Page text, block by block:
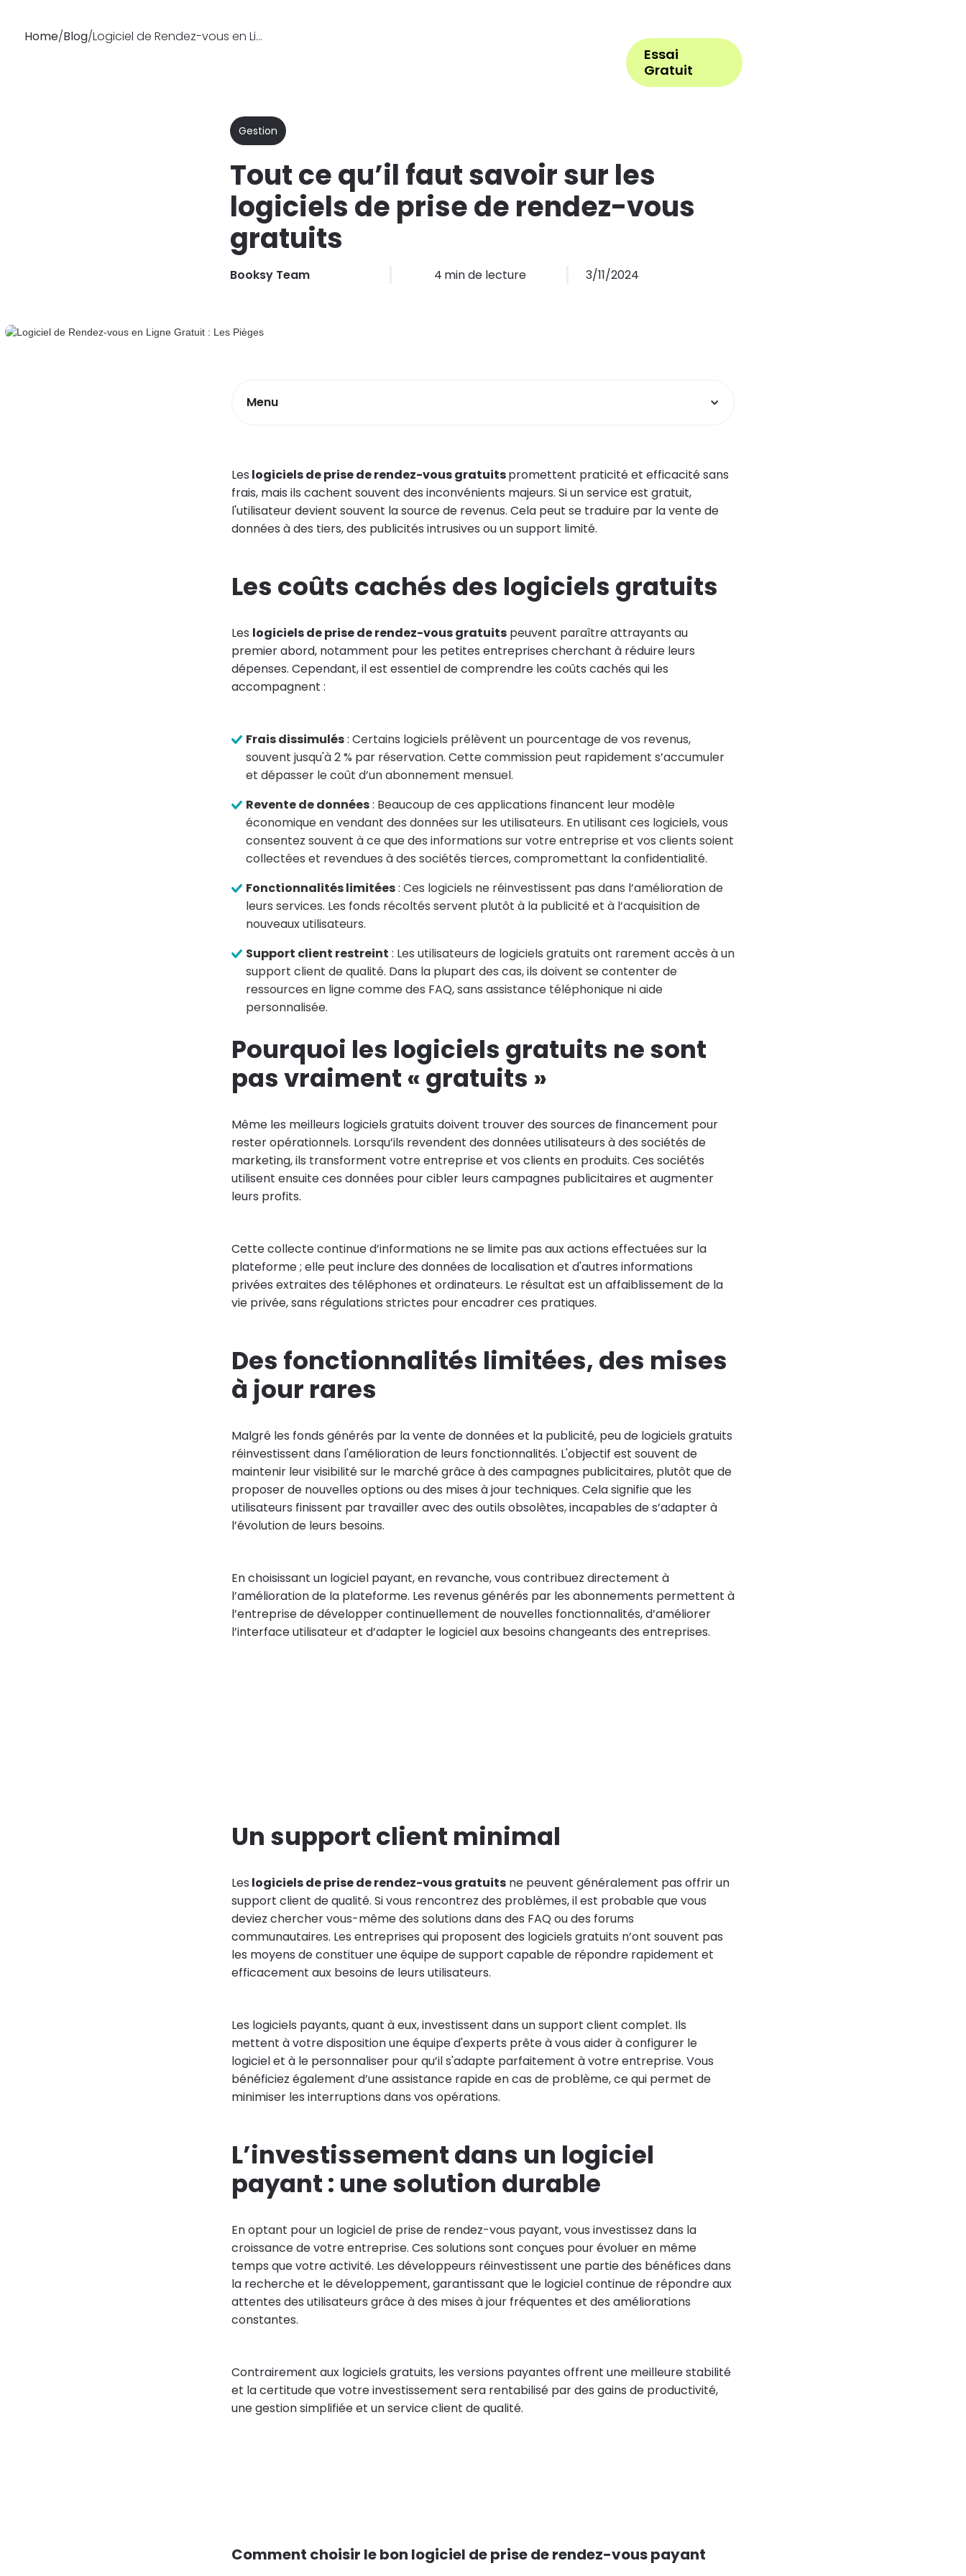
Essai
Gratuit
Home/Blog/ Logiciel de Rendez-vous en Ligne Gratuit : Les Pièges
Gestion
Tout ce qu’il faut savoir sur les
logiciels de prise de rendez-vous
gratuits
Booksy Team 4 min de lecture 3/11/2024
Menu
Les logiciels de prise de rendez-vous gratuitspromettent praticité et efficacité sans
frais, mais ils cachent souvent des inconvénients majeurs. Si un service est gratuit,
l'utilisateur devient souvent la source de revenus. Cela peut se traduire par la vente de
données à des tiers, des publicités intrusives ou un support limité.
Les coûts cachés des logiciels gratuits
Les logiciels de prise de rendez-vous gratuits peuvent paraître attrayants au
premier abord, notamment pour les petites entreprises cherchant à réduire leurs
dépenses. Cependant, il est essentiel de comprendre les coûts cachés qui les
accompagnent :
Frais dissimulés: Certains logiciels prélèvent un pourcentage de vos revenus,
souvent jusqu'à 2 % par réservation. Cette commission peut rapidement s’accumuler
et dépasser le coût d’un abonnement mensuel.
Revente de données: Beaucoup de ces applications financent leur modèle
économique en vendant des données sur les utilisateurs. En utilisant ces logiciels, vous
consentez souvent à ce que des informations sur votre entreprise et vos clients soient
collectées et revendues à des sociétés tierces, compromettant la confidentialité.
Fonctionnalités limitées: Ces logiciels ne réinvestissent pas dans l’amélioration de
leurs services. Les fonds récoltés servent plutôt à la publicité et à l’acquisition de
nouveaux utilisateurs.
Support client restreint : Les utilisateurs de logiciels gratuits ont rarement accès à un
support client de qualité. Dans la plupart des cas, ils doivent se contenter de
ressources en ligne comme des FAQ, sans assistance téléphonique ni aide
personnalisée.
Pourquoi les logiciels gratuits ne sont
pas vraiment « gratuits »
Même les meilleurs logiciels gratuits doivent trouver des sources de financement pour
rester opérationnels. Lorsqu’ils revendent des données utilisateurs à des sociétés de
marketing, ils transforment votre entreprise et vos clients en produits. Ces sociétés
utilisent ensuite ces données pour cibler leurs campagnes publicitaires et augmenter
leurs profits.
Cette collecte continue d’informations ne se limite pas aux actions effectuées sur la
plateforme ; elle peut inclure des données de localisation et d'autres informations
privées extraites des téléphones et ordinateurs. Le résultat est un affaiblissement de la
vie privée, sans régulations strictes pour encadrer ces pratiques.
Des fonctionnalités limitées, des mises
à jour rares
Malgré les fonds générés par la vente de données et la publicité, peu de logiciels gratuits
réinvestissent dans l'amélioration de leurs fonctionnalités. L'objectif est souvent de
maintenir leur visibilité sur le marché grâce à des campagnes publicitaires, plutôt que de
proposer de nouvelles options ou des mises à jour techniques. Cela signifie que les
utilisateurs finissent par travailler avec des outils obsolètes, incapables de s’adapter à
l’évolution de leurs besoins.
En choisissant un logiciel payant, en revanche, vous contribuez directement à
l’amélioration de la plateforme. Les revenus générés par les abonnements permettent à
l’entreprise de développer continuellement de nouvelles fonctionnalités, d’améliorer
l’interface utilisateur et d’adapter le logiciel aux besoins changeants des entreprises.
Un support client minimal
Les logiciels de prise de rendez-vous gratuits ne peuvent généralement pas offrir un
support client de qualité. Si vous rencontrez des problèmes, il est probable que vous
deviez chercher vous-même des solutions dans des FAQ ou des forums
communautaires. Les entreprises qui proposent des logiciels gratuits n’ont souvent pas
les moyens de constituer une équipe de support capable de répondre rapidement et
efficacement aux besoins de leurs utilisateurs.
Les logiciels payants, quant à eux, investissent dans un support client complet. Ils
mettent à votre disposition une équipe d'experts prête à vous aider à configurer le
logiciel et à le personnaliser pour qu’il s'adapte parfaitement à votre entreprise. Vous
bénéficiez également d’une assistance rapide en cas de problème, ce qui permet de
minimiser les interruptions dans vos opérations.
L’investissement dans un logiciel
payant : une solution durable
En optant pour un logiciel de prise de rendez-vous payant, vous investissez dans la
croissance de votre entreprise. Ces solutions sont conçues pour évoluer en même
temps que votre activité. Les développeurs réinvestissent une partie des bénéfices dans
la recherche et le développement, garantissant que le logiciel continue de répondre aux
attentes des utilisateurs grâce à des mises à jour fréquentes et des améliorations
constantes.
Contrairement aux logiciels gratuits, les versions payantes offrent une meilleure stabilité
et la certitude que votre investissement sera rentabilisé par des gains de productivité,
une gestion simplifiée et un service client de qualité.
Comment choisir le bon logiciel de prise de rendez-vous payant